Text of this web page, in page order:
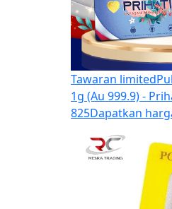
Tawaran limited
1g (Au 999.9) -
825Dapatkan